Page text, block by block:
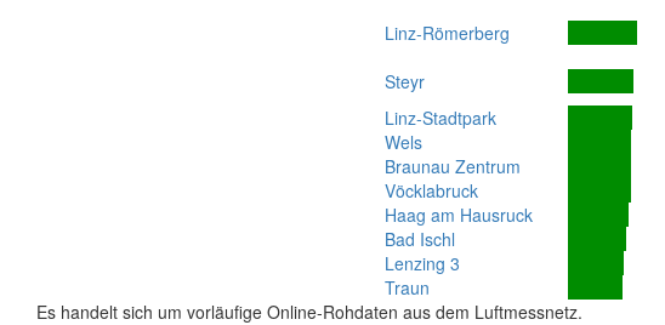
Linz-Römerberg
Steyr
Linz-Stadtpark
Wels
Braunau Zentrum
Vöcklabruck
Haag am Hausruck
Bad Ischl
Lenzing 3
Traun
Es handelt sich um vorläufige Online-Rohdaten aus dem Luftmessnetz.